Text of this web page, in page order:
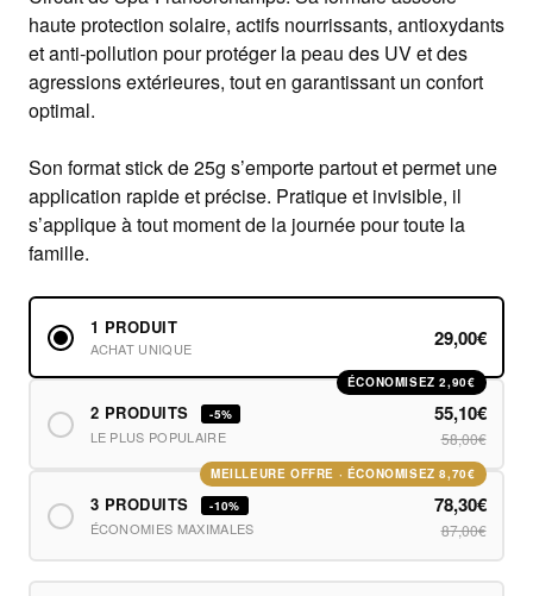
haute protection solaire, actifs nourrissants, antioxydants
et anti-pollution pour protéger la peau des UV et des
agressions extérieures, tout en garantissant un confort
optimal.
Son format stick de 25g s’emporte partout et permet une
application rapide et précise. Pratique et invisible, il
s’applique à tout moment de la journée pour toute la
famille.
1 PRODUIT
ACHAT UNIQUE 29,00€
ÉCONOMISEZ 2,90€
2 PRODUITS -5%
LE PLUS POPULAIRE
55,10€
58,00€
MEILLEURE OFFRE · ÉCONOMISEZ 8,70€
3 PRODUITS -10%
ÉCONOMIES MAXIMALES
78,30€
87,00€